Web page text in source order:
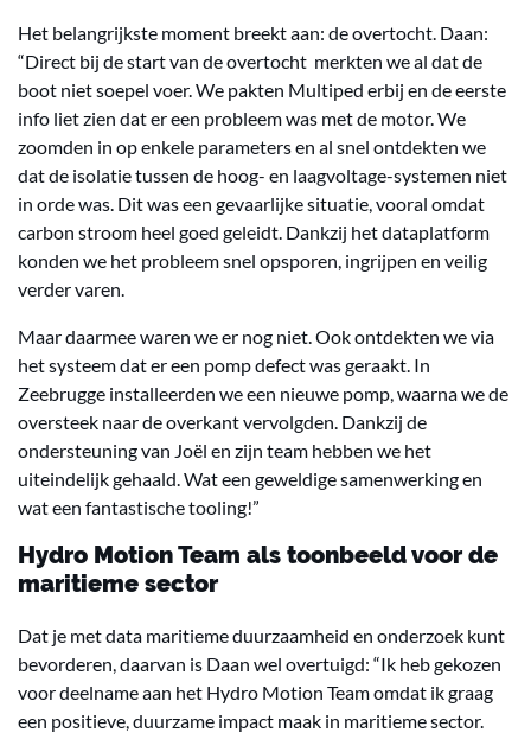
Het belangrijkste moment breekt aan: de overtocht. Daan:
“Direct bij de start van de overtocht merkten we al dat de
boot niet soepel voer. We pakten Multiped erbij en de eerste
info liet zien dat er een probleem was met de motor. We
zoomden in op enkele parameters en al snel ontdekten we
dat de isolatie tussen de hoog- en laagvoltage-systemen niet
in orde was. Dit was een gevaarlijke situatie, vooral omdat
carbon stroom heel goed geleidt. Dankzij het dataplatform
konden we het probleem snel opsporen, ingrijpen en veilig
verder varen.
Maar daarmee waren we er nog niet. Ook ontdekten we via
het systeem dat er een pomp defect was geraakt. In
Zeebrugge installeerden we een nieuwe pomp, waarna we de
oversteek naar de overkant vervolgden. Dankzij de
ondersteuning van Joël en zijn team hebben we het
uiteindelijk gehaald. Wat een geweldige samenwerking en
wat een fantastische tooling!”
Hydro Motion Team als toonbeeld voor de
maritieme sector
Dat je met data maritieme duurzaamheid en onderzoek kunt
bevorderen, daarvan is Daan wel overtuigd: “Ik heb gekozen
voor deelname aan het Hydro Motion Team omdat ik graag
een positieve, duurzame impact maak in maritieme sector.